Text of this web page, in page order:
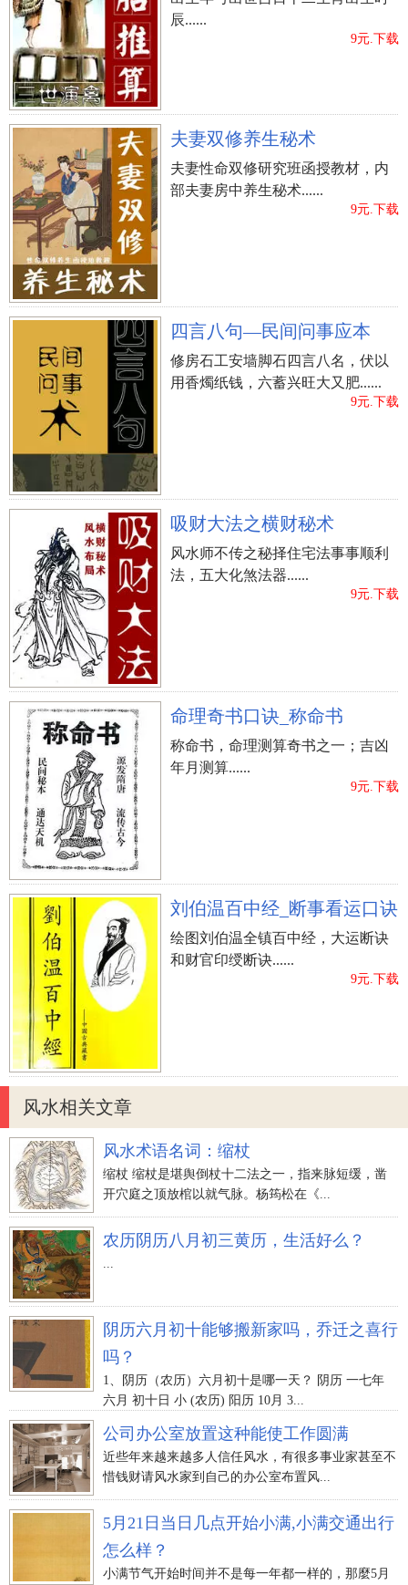
辰......
9元.下载
夫妻双修养生秘术
夫妻性命双修研究班函授教材，内
部夫妻房中养生秘术......
9元.下载
四言八句—民间问事应本
修房石工安墙脚石四言八名，伏以
用香燭纸钱，六蓄兴旺大又肥......
9元.下载
吸财大法之横财秘术
风水师不传之秘择住宅法事事顺利
法，五大化煞法器......
9元.下载
命理奇书口诀_称命书
称命书，命理测算奇书之一；吉凶
年月测算......
9元.下载
刘伯温百中经_断事看运口诀
绘图刘伯温全镇百中经，大运断诀
和财官印绶断诀......
9元.下载
风水相关文章
风水术语名词：缩杖
缩杖 缩杖是堪舆倒杖十二法之一，指来脉短缓，凿
开穴庭之顶放棺以就气脉。杨筠松在《...
农历阴历八月初三黄历，生活好么？
阴历六月初十能够搬新家吗，乔迁之喜行
吗？
1、阴历（农历）六月初十是哪一天？ 阴历 一七年
六月 初十日 小 (农历) 阳历 10月 3...
公司办公室放置这种能使工作圆满
近些年来越来越多人信任风水，有很多事业家甚至不
惜钱财请风水家到自己的办公室布置风...
5月21日当日几点开始小满,小满交通出行
怎么样？
小满节气开始时间并不是每一年都一样的，那麼5月